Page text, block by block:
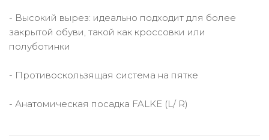
- Высокий вырез: идеально подходит для более
закрытой обуви, такой как кроссовки или
полуботинки
- Противоскользящая система на пятке
- Анатомическая посадка FALKE (L/ R)